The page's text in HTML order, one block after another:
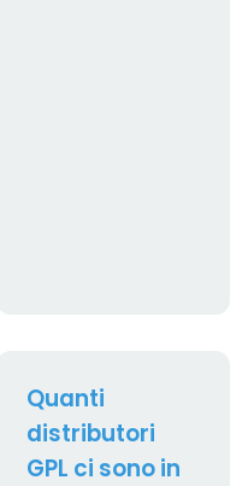
Quanti
distributori
GPL ci sono in